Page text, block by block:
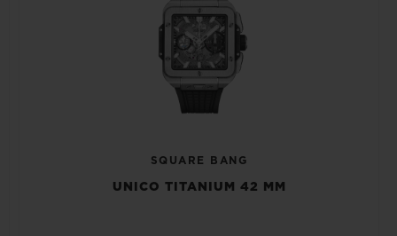
SQUARE BANG
UNICO TITANIUM 42 MM